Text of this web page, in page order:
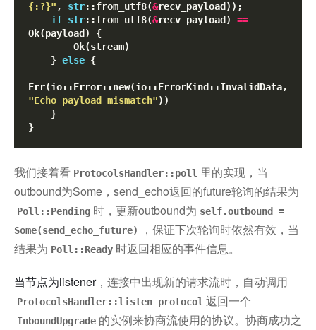
{:?}" , str::from_utf8(&recv_payload));
if str::from_utf8(&recv_payload) ==
Ok(payload) {
    }
else {
"Echo payload mismatch"))
我们接着看 ProtocolsHandler::poll 里的实现，当
outbound为Some，send_echo返回的future轮询的结果为
Poll::Pending 时，更新outbound为 self.outbound =
Some(send_echo_future)
，保证下次轮询时依然有效，当
结果为 Poll::Ready 时返回相应的事件信息。
当节点为listener，连接中出现新的请求流时，自动调用
ProtocolsHandler::listen_protocol 返回一个
InboundUpgrade 的实例来协商流使用的协议。协商成功之